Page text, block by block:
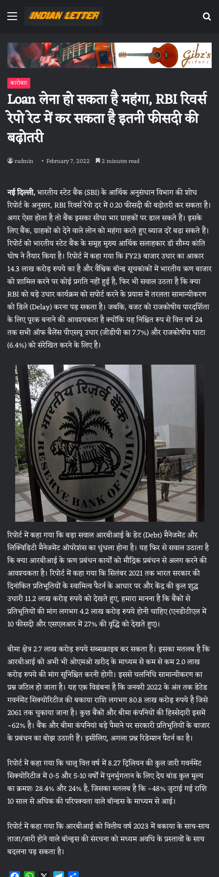
Menu
कारोबार
Loan लेना हो सकता है महंगा, RBI रिवर्स
रेपो रेट में कर सकता है इतनी फीसदी की
बढ़ोतरी
radmin February 7, 2022 2 minutes read
नई दिल्ली,भारतीय स्टेट बैंक (SBI) के आर्थिक अनुसंधान विभाग की शोध
रिपोर्ट के अनुसार, RBI रिवर्स रेपो दर में 0.20 फीसदी की बढ़ोतरी कर सकता है।
अगर ऐसा होता है तो बैंक इसका सीधा भार ग्राहकों पर डाल सकते हैं। इसके
लिए बैंक, ग्राहकों को देने वाले लोन को महंगा करते हुए ब्याज दरें बढ़ा सकते हैं।
रिपोर्ट को भारतीय स्टेट बैंक के समूह मुख्य आर्थिक सलाहकार डॉ सौम्य कांति
घोष ने तैयार किया है। रिपोर्ट में कहा गया कि FY23 बाजार उधार का आकार
14.3 लाख करोड़ रुपये का है और वैश्विक बॉन्ड सूचकांकों में भारतीय ऋण बाजार
को शामिल करने पर कोई प्रगति नहीं हुई है, फिर भी सवाल उठता है कि क्या
RBI को बड़े उधार कार्यक्रम को सपोर्ट करने के प्रयास में तरलता सामान्यीकरण
को डिले (Delay) करना पड़ सकता है। जबकि, बजट को राजकोषीय पारदर्शिता
के लिए पूरक बनाने की आवश्यकता है क्योंकि यह निश्चित रूप से वित्त वर्ष 24
तक सभी ऑफ बैलेंस पीएसयू उधार (जीडीपी का 7.7%) और राजकोषीय घाटा
(6.4%) को संरेखित करने के लिए है।
रिपोर्ट में कहा गया कि बड़ा सवाल आरबीआई के डेट (Debt) मैनेजमेंट और
लिक्विडिटी मैनेजमेंट ऑपरेशंस का धुंधला होना है। यह फिर से सवाल उठाता है
कि क्या आरबीआई के ऋण प्रबंधन कार्यों को मौद्रिक प्रबंधन से अलग करने की
आवश्यकता है। रिपोर्ट में कहा गया कि सितंबर 2021 तक भारत सरकार की
दिनांकित प्रतिभूतियों के स्वामित्व पैटर्न के आधार पर और केंद्र की कुल शुद्ध
उधारी 11.2 लाख करोड़ रुपये को देखते हुए, हमारा मानना ​​है कि बैंकों से
प्रतिभूतियों की मांग लगभग 4.2 लाख करोड़ रुपये होनी चाहिए (एनडीटीएल में
10 फीसदी और एसएलआर में 27% की वृद्धि को देखते हुए)।
बीमा क्षेत्र 2.7 लाख करोड़ रुपये सब्सक्राइब कर सकता है। इसका मतलब है कि
आरबीआई को अभी भी ओएमओ खरीद के माध्यम से कम से कम 2.0 लाख
करोड़ रुपये की मांग सुनिश्चित करनी होगी। इससे चलनिधि सामान्यीकरण का
प्रश्न जटिल हो जाता है। यह एक विडंबना है कि जनवरी 2022 के अंत तक डेटेड
गवर्नमेंट सिक्‍योरिटीज की बकाया राशि लगभग 80.8 लाख करोड़ रुपये है जिसे
2061 तक चुकाया जाना है। कुछ बैंकों और बीमा कंपनियों की हिस्‍सेदारी इसमें
~62% है। बैंक और बीमा कंपनियां बड़े पैमाने पर सरकारी प्रतिभूतियों के बाजार
के प्रबंधन का बोझ उठाती हैं। इसीलिए, अगला प्रश्न रिडेम्शन पैटर्न का है।
रिपोर्ट में कहा गया कि चालू वित्त वर्ष में 8.27 ट्रिलियन की कुल जारी गवर्नमेंट
सिक्‍योरिटीज में 0-5 और 5-10 वर्षों में पुनर्भुगतान के लिए देय बांड कुल मूल्य
का क्रमशः 28.4% और 24% है, जिसका मतलब है कि ~48% जुटाई गई राशि
10 साल से अधिक की परिपक्वता वाले बॉन्डस के माध्यम से आई।
रिपोर्ट में कहा गया कि आरबीआई को वित्तीय वर्ष 2023 में बकाया के साथ-साथ
ताजा/जारी होने वाले बॉन्ड्स की संरचना को मध्यम अवधि के प्रस्तावों के साथ
बदलना पड़ सकता है।